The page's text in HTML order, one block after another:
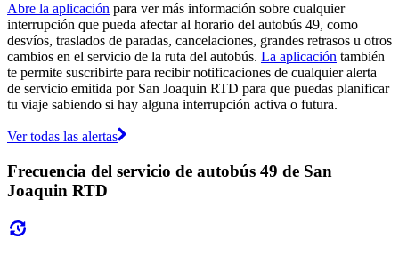
Abre la aplicación para ver más información sobre cualquier
interrupción que pueda afectar al horario del autobús 49, como
desvíos, traslados de paradas, cancelaciones, grandes retrasos u otros
cambios en el servicio de la ruta del autobús. La aplicación también
te permite suscribirte para recibir notificaciones de cualquier alerta
de servicio emitida por San Joaquin RTD para que puedas planificar
tu viaje sabiendo si hay alguna interrupción activa o futura.
Ver todas las alertas
Frecuencia del servicio de autobús 49 de San
Joaquin RTD